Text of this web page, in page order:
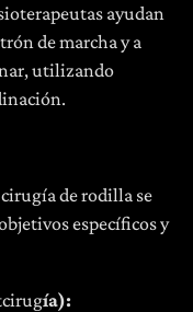
ayudan
de marcha y a
utilizando
de rodilla se
específicos y
ía):